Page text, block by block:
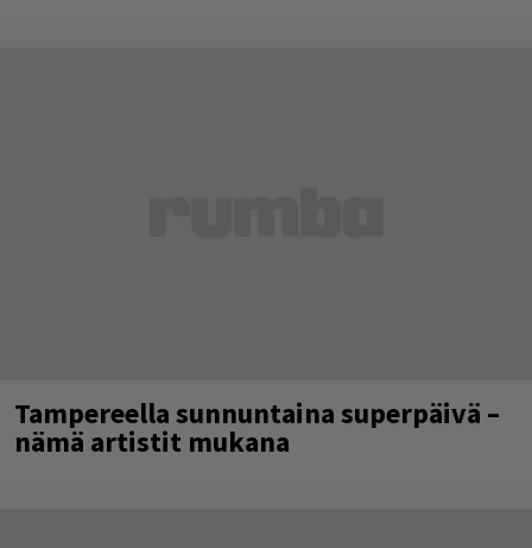
Tampereella sunnuntaina superpäivä –
nämä artistit mukana